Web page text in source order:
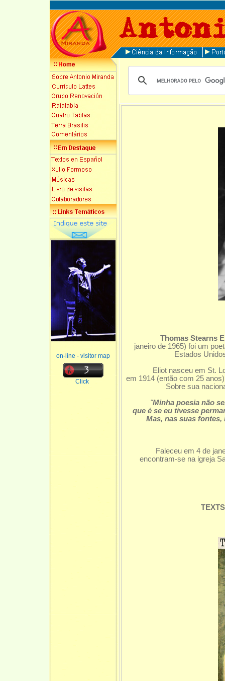
on-line - visitor map
Click
Thomas Stearns
janeiro de 1965) foi um
Estados
Eliot nasceu em St.
em 1914 (então com 25
Sobre sua
"Minha poesia não
que é se eu tivesse
Mas, nas suas
Faleceu em 4 de
encontram-se na igreja